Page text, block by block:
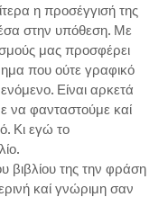
η προσέγγισή της
στην υπόθεση. Με
μας προσφέρει
που ούτε γραφικό
Είναι αρκετά
φανταστούμε καί
Κι εγώ το
βιβλίου της την φράση
καί γνώριμη σαν